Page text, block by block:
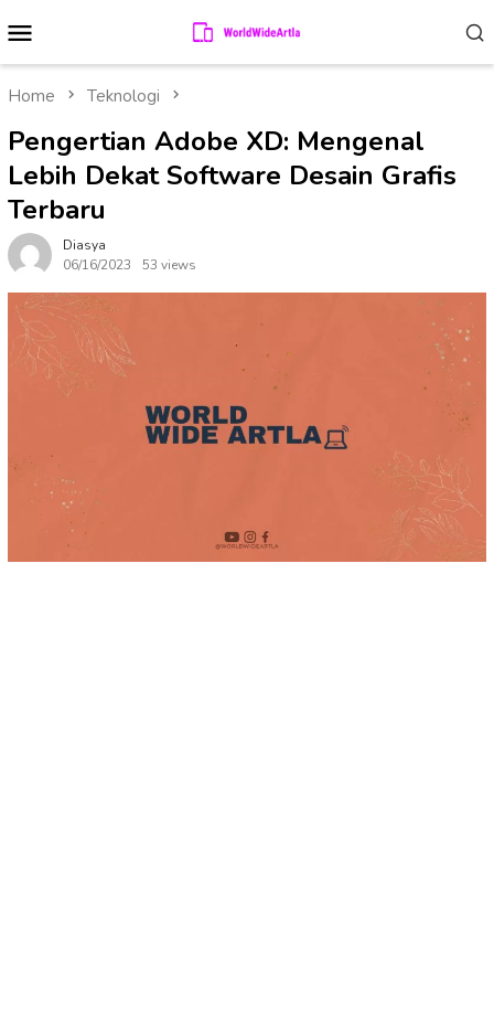
to
contentMenu
Home Teknologi
Pengertian Adobe XD: Mengenal
Lebih Dekat Software Desain Grafis
Terbaru
Diasya
06/16/2023
53 views